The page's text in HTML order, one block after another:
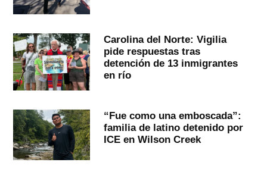
Carolina del Norte: Vigilia
pide respuestas tras
detención de 13 inmigrantes
en río
“Fue como una emboscada”:
familia de latino detenido por
ICE en Wilson Creek